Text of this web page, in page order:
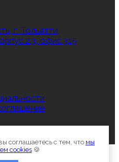
г. Тольятти,
2.3, офис 315
2026, Star‑Tender.ru
соглашаетесь с тем, что мы
cookies🍪